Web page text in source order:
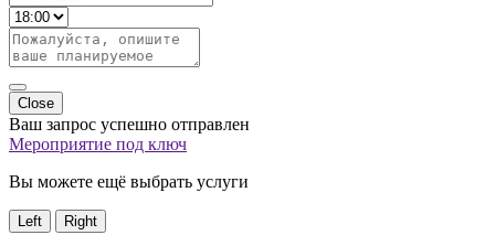
Close
Ваш запрос успешно отправлен
Мероприятие под ключ
Вы можете ещё выбрать услуги
Left Right